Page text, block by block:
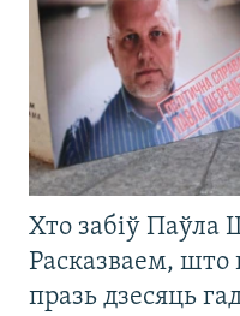
Хто забіў Паўла
Расказваем, што
празь дзесяць